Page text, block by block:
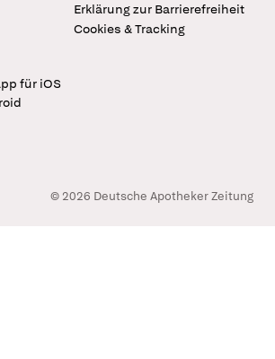
Erklärung zur Barrierefreiheit
Cookies & Tracking
für iOS
© 2026 Deutsche Apotheker Zeitung